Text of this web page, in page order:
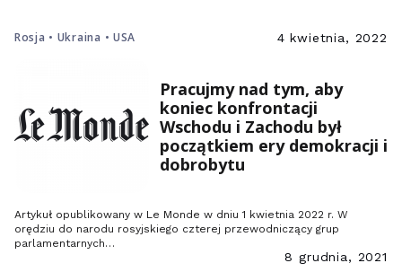
Rosja • Ukraina • USA 4 kwietnia, 2022
Pracujmy nad tym, aby
koniec konfrontacji
Wschodu i Zachodu był
początkiem ery demokracji i
dobrobytu
Artykuł opublikowany w Le Monde w dniu 1 kwietnia 2022 r. W
orędziu do narodu rosyjskiego czterej przewodniczący grup
parlamentarnych…
8 grudnia, 2021